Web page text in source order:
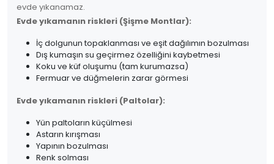
evde yıkanamaz.
Evde yıkamanın riskleri (Şişme Montlar):
İç dolgunun topaklanması ve eşit dağılımın bozulması
Dış kumaşın su geçirmez özelliğini kaybetmesi
Koku ve küf oluşumu (tam kurumazsa)
Fermuar ve düğmelerin zarar görmesi
Evde yıkamanın riskleri (Paltolar):
Yün paltoların küçülmesi
Astarın kırışması
Yapının bozulması
Renk solması